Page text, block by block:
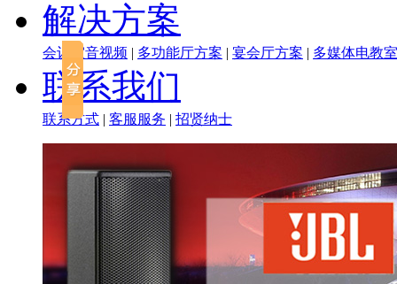
解决方案
会议室音视频 | 多功能厅方案 | 宴会厅方案 | 多媒体电教室
联系我们
联系方式 | 客服服务 | 招贤纳士